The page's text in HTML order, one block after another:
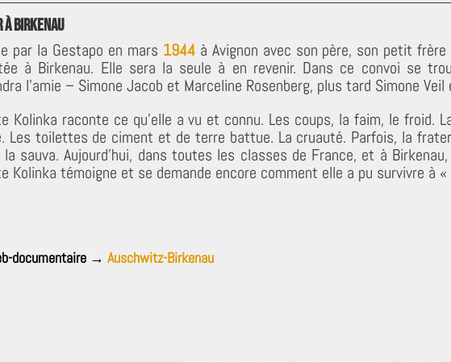
à Birkenau
par la Gestapo en mars 1944à Avignon avec son père, son petit
à Birkenau. Elle sera la seule à en revenir. Dans ce convoi se
l’amie – Simone Jacob et Marceline Rosenberg, plus tard Simone
Kolinka raconte ce qu’elle a vu et connu. Les coups, la faim, le froid.
Les toilettes de ciment et de terre battue. La cruauté. Parfois, la
sauva. Aujourd’hui, dans toutes les classes de France, et à
Kolinka témoigne et se demande encore comment elle a pu survivre à «
documentaire → Auschwitz-Birkenau